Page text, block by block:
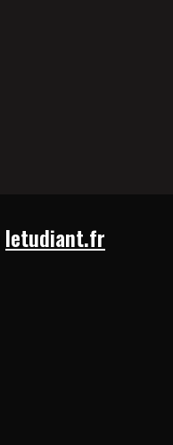
letudiant.fr